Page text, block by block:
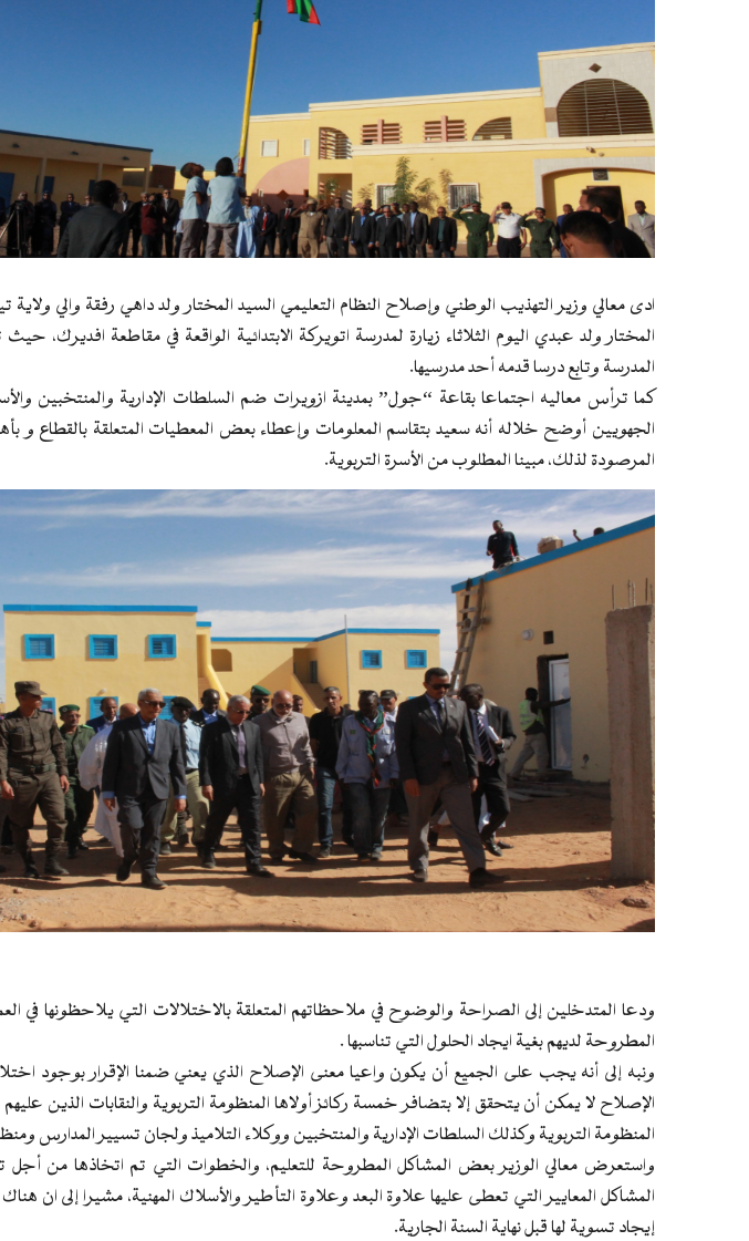
ادى معالي وزير التهذيب الوطني وإصلاح النظام التعليمي السيد المختار ولد داهي رفقة والي
المختار ولد عبدي اليوم الثلاثاء زيارة لمدرسة اتويركة الابتدائية الواقعة في مقاطعة افديرك،
المدرسة وتابع درسا قدمه أحد مدرسيها.
كما ترأس معاليه اجتماعا بقاعة “جول” بمدينة ازويرات ضم السلطات الإدارية والمنتخبين
الجهويين أوضح خلاله أنه سعيد بتقاسم المعلومات وإعطاء بعض المعطيات المتعلقة بالقطاع و
المرصودة لذلك، مبينا المطلوب من الأسرة التربوية.
ودعا المتدخلين إلى الصراحة والوضوح في ملاحظاتهم المتعلقة بالاختلالات التي يلاحظونها في
المطروحة لديهم بغية ايجاد الحلول التي تناسبها .
ونبه إلى أنه يجب على الجميع أن يكون واعيا معنى الإصلاح الذي يعني ضمنا الإقرار بوجود
الإصلاح لا يمكن أن يتحقق إلا بتضافر خمسة ركائز أولاها المنظومة التربوية والنقابات الذين
المنظومة التربوية وكذلك السلطات الإدارية والمنتخبين ووكلاء التلاميذ ولجان تسيير المدارس
واستعرض معالي الوزير بعض المشاكل المطروحة للتعليم، والخطوات التي تم اتخاذها من أجل
المشاكل المعايير التي تعطى عليها علاوة البعد وعلاوة التأطير والأسلاك المهنية، مشيرا إلى ان
إيجاد تسوية لها قبل نهاية السنة الجارية.